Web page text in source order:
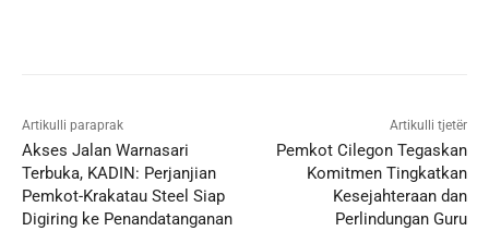
Artikulli paraprak
Akses Jalan Warnasari
Terbuka, KADIN: Perjanjian
Pemkot-Krakatau Steel Siap
Digiring ke Penandatanganan
Artikulli tjetër
Pemkot Cilegon Tegaskan
Komitmen Tingkatkan
Kesejahteraan dan
Perlindungan Guru